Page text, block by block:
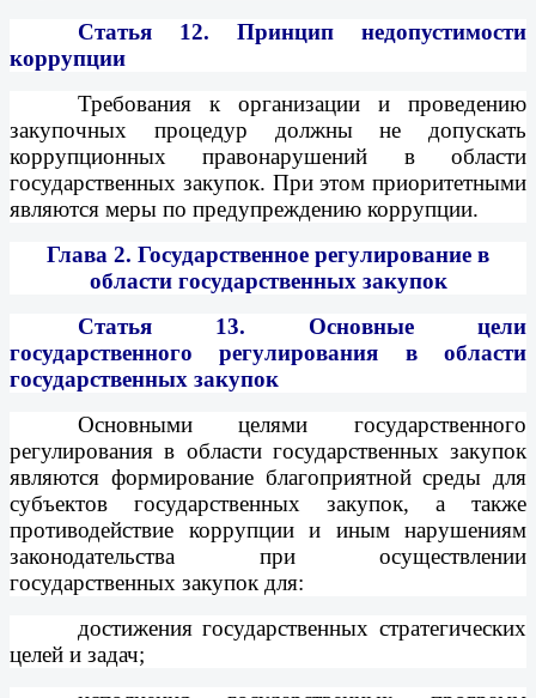
Статья 12. Принцип недопустимости
коррупции
Требования к организации и проведению
закупочных процедур должны не допускать
коррупционных правонарушений в области
государственных закупок. При этом приоритетными
являются меры по предупреждению коррупции.
Глава 2. Государственное регулирование в
области государственных закупок
Статья 13. Основные цели
государственного регулирования в области
государственных закупок
Основными целями государственного
регулирования в области государственных закупок
являются формирование благоприятной среды для
субъектов государственных закупок, а также
противодействие коррупции и иным нарушениям
законодательства при осуществлении
государственных закупок для:
достижения государственных стратегических
целей и задач;